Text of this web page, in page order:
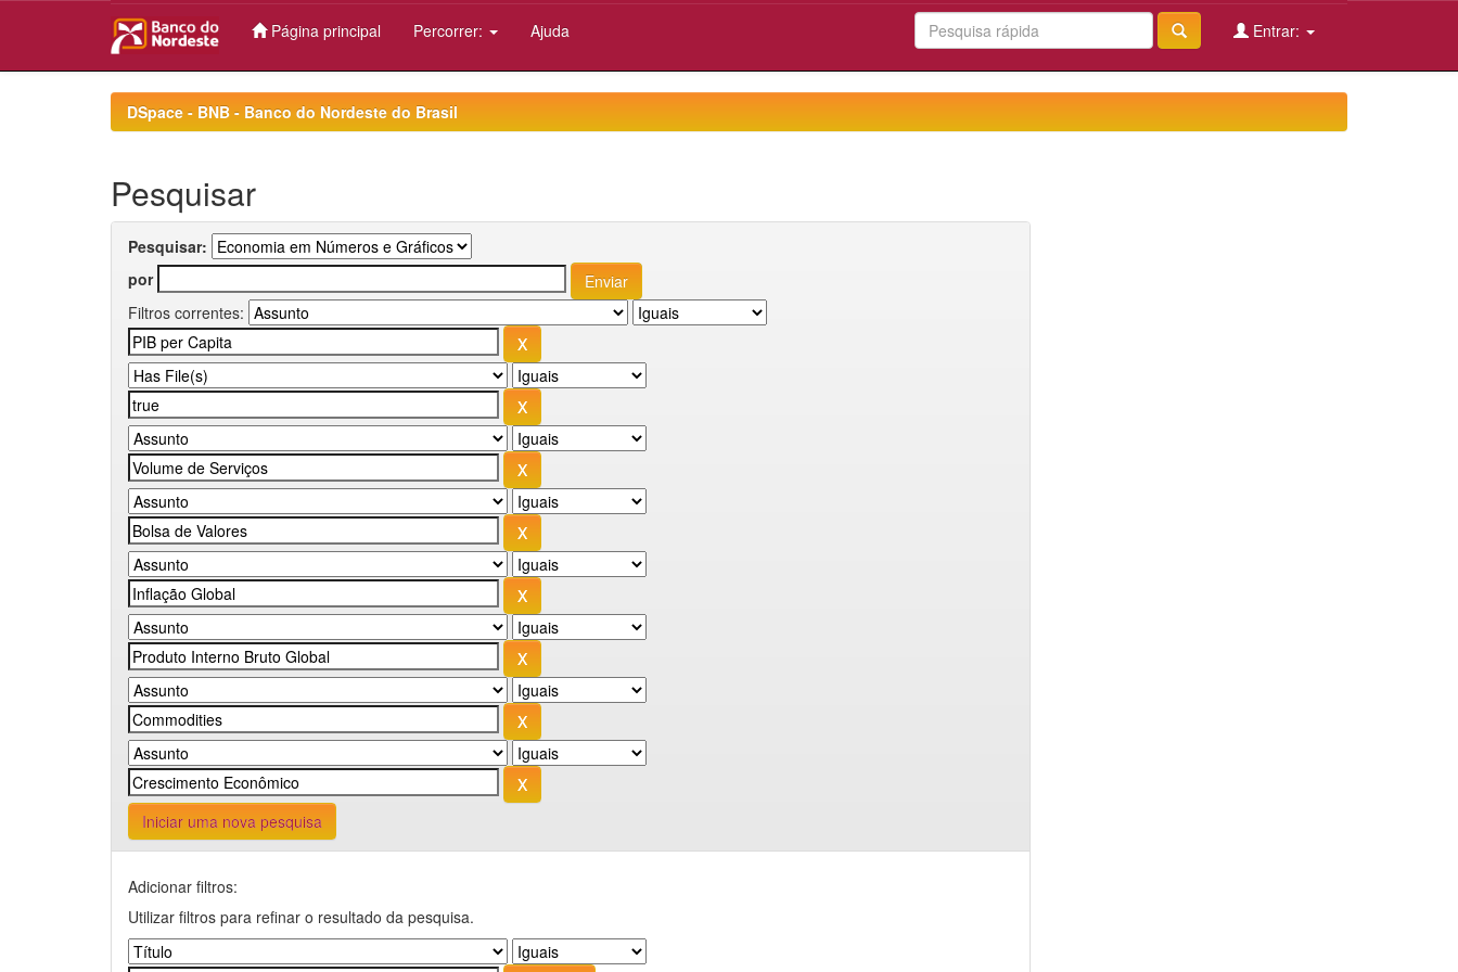
Página principal Percorrer: Ajuda Entrar:
DSpace - BNB - Banco do Nordeste do Brasil
Pesquisar
Pesquisar:
por
Filtros correntes:
Iniciar uma nova pesquisa
Adicionar filtros:
Utilizar filtros para refinar o resultado da pesquisa.